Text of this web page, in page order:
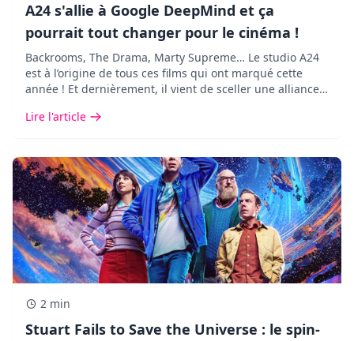
A24 s'allie à Google DeepMind et ça
pourrait tout changer pour le cinéma !
Backrooms, The Drama, Marty Supreme… Le studio A24
est à l’origine de tous ces films qui ont marqué cette
année ! Et dernièrement, il vient de sceller une alliance
Lire l'article
2 min
Stuart Fails to Save the Universe : le spin-